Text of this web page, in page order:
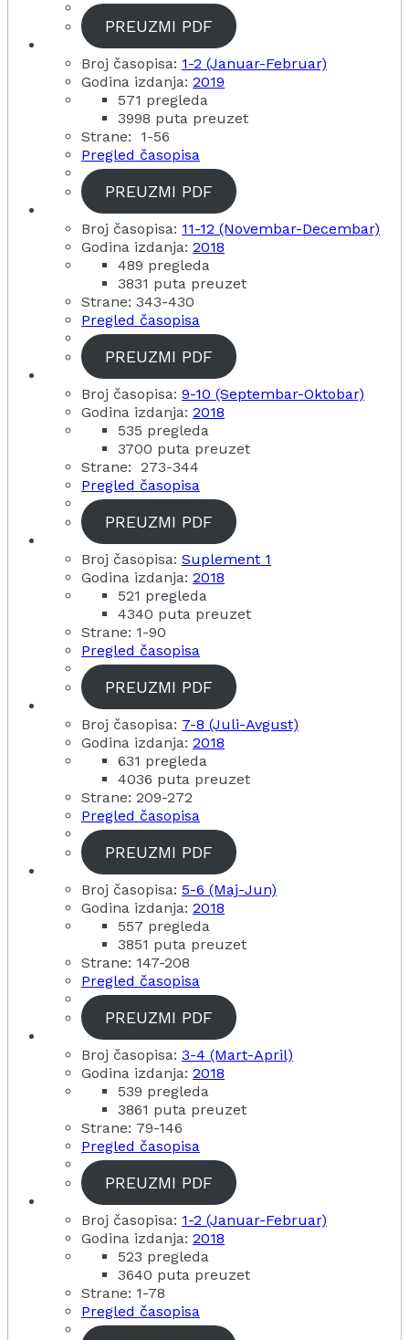
PREUZMI PDF
Broj časopisa: 1-2 (Januar-Februar)
Godina izdanja: 2019
571 pregleda
3998 puta preuzet
Strane: 1-56
Pregled časopisa
PREUZMI PDF
Broj časopisa: 11-12 (Novembar-Decembar)
Godina izdanja: 2018
489 pregleda
3831 puta preuzet
Strane: 343-430
Pregled časopisa
PREUZMI PDF
Broj časopisa: 9-10 (Septembar-Oktobar)
Godina izdanja: 2018
535 pregleda
3700 puta preuzet
Strane: 273-344
Pregled časopisa
PREUZMI PDF
Broj časopisa: Suplement 1
Godina izdanja: 2018
521 pregleda
4340 puta preuzet
Strane: 1-90
Pregled časopisa
PREUZMI PDF
Broj časopisa: 7-8 (Juli-Avgust)
Godina izdanja: 2018
631 pregleda
4036 puta preuzet
Strane: 209-272
Pregled časopisa
PREUZMI PDF
Broj časopisa: 5-6 (Maj-Jun)
Godina izdanja: 2018
557 pregleda
3851 puta preuzet
Strane: 147-208
Pregled časopisa
PREUZMI PDF
Broj časopisa: 3-4 (Mart-April)
Godina izdanja: 2018
539 pregleda
3861 puta preuzet
Strane: 79-146
Pregled časopisa
PREUZMI PDF
Broj časopisa: 1-2 (Januar-Februar)
Godina izdanja: 2018
523 pregleda
3640 puta preuzet
Strane: 1-78
Pregled časopisa